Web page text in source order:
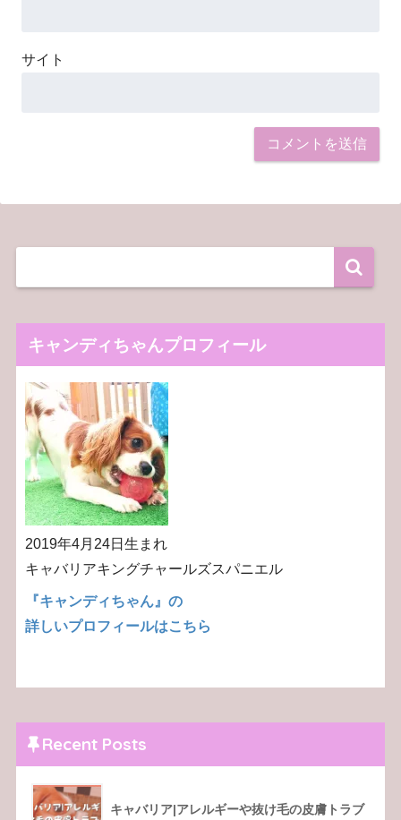
サイト
キャンディちゃんプロフィール
2019年4月24日生まれ
キャバリアキングチャールズスパニエル
『キャンディちゃん』の
詳しいプロフィールはこちら
Recent Posts
キャバリア|アレルギーや抜け毛の皮膚トラブ